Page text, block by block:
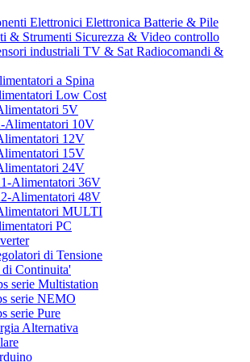
Elettronici Elettronica Batterie & Pile
& Strumenti Sicurezza & Video controllo
industriali TV & Sat Radiocomandi &
a Spina
Low Cost
5V
Alimentatori 10V
12V
15V
24V
Alimentatori 36V
Alimentatori 48V
MULTI
PC
di Tensione
Continuita'
serie Multistation
serie NEMO
serie Pure
Alternativa